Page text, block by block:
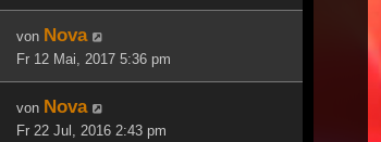
von Nova
Fr 12 Mai, 2017 5:36 pm
von Nova
Fr 22 Jul, 2016 2:43 pm